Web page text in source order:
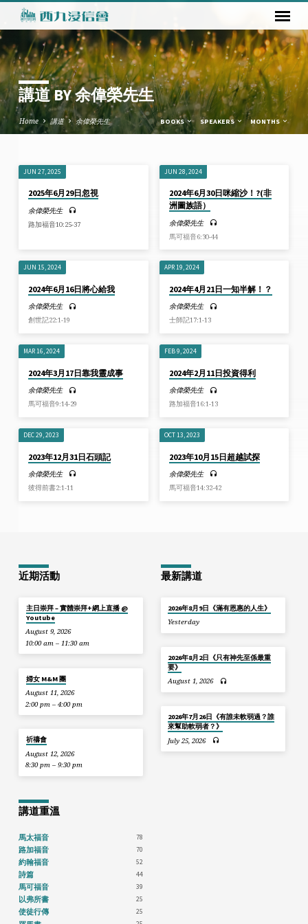
講道 BY 余偉榮先生
Home 講道 余偉榮先生 BOOKS SPEAKERS MONTHS
講
道
BY
偉
榮
先
生
JUN 27, 2025
2025年6月29日忽視
余偉榮先生
路加福音10:25-37
JUN 28, 2024
2024年6月30日咪縮沙！?(非
洲圖族語）
余偉榮先生
馬可福音6:30-44
JUN 15, 2024
2024年6月16日將心給我
余偉榮先生
創世記22:1-19
APR 19, 2024
2024年4月21日一知半解！？
余偉榮先生
士師記17:1-13
MAR 16, 2024
2024年3月17日靠我靈成事
余偉榮先生
馬可福音9:14-29
FEB 9, 2024
2024年2月11日投資得利
余偉榮先生
路加福音16:1-13
DEC 29, 2023
2023年12月31日石頭記
余偉榮先生
彼得前書2:1-11
OCT 13, 2023
2023年10月15日超越試探
余偉榮先生
馬可福音14:32-42
近期活動
主日崇拜 – 實體崇拜+網上直播 @
Youtube
August 9, 2026
10:00 am – 11:30 am
婦女 M&M 團
August 11, 2026
2:00 pm – 4:00 pm
祈禱會
August 12, 2026
8:30 pm – 9:30 pm
最新講道
2026年8月9日《滿有恩惠的人生》
Yesterday
2026年8月2日《只有神先至係最重
要》
August 1, 2026
2026年7月26日《有誰未軟弱過？誰
來幫助軟弱者？》
July 25, 2026
講道重溫
馬太福音 78
路加福音 70
約翰福音 52
詩篇 44
馬可福音 39
以弗所書 25
使徒行傳 25